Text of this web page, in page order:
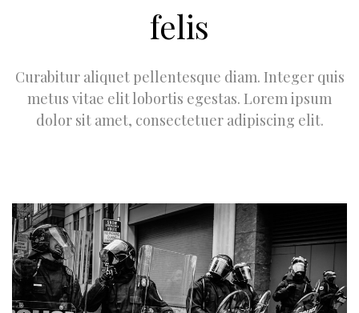
felis
Curabitur aliquet pellentesque diam. Integer quis
metus vitae elit lobortis egestas. Lorem ipsum
dolor sit amet, consectetuer adipiscing elit.